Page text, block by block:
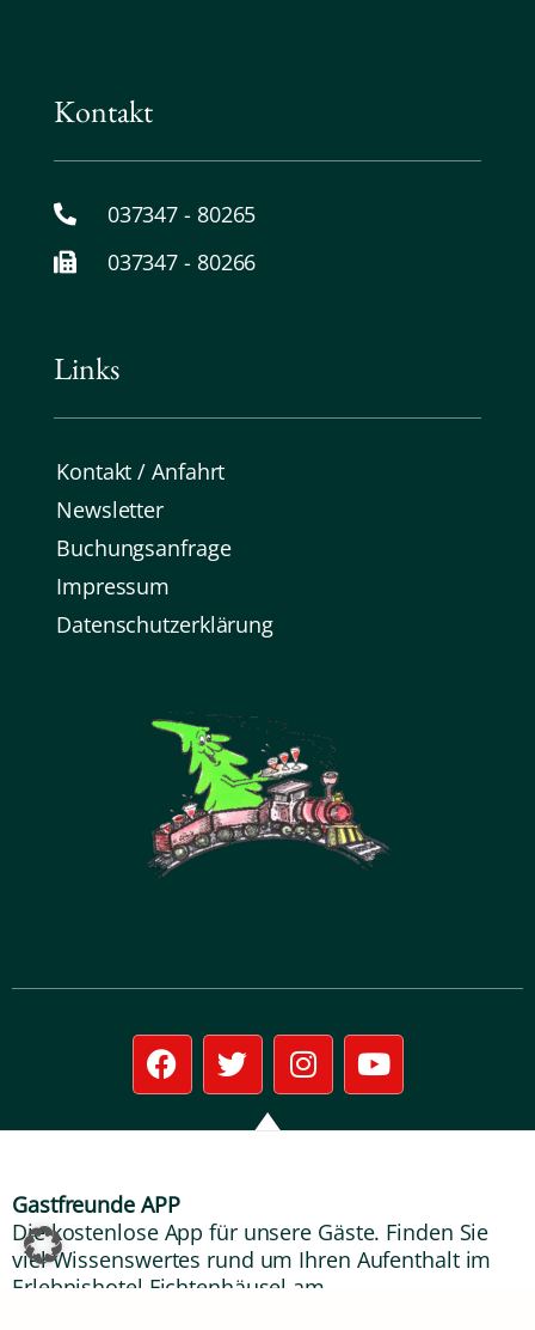
Kontakt
037347 - 80265
037347 - 80266
Links
Kontakt / Anfahrt
Newsletter
Buchungsanfrage
Impressum
Datenschutz­erklärung
F
a
c
e
o
k
T
w
i
t
I
n
s
t
a
m
Y
o
u
t
Gastfreunde APP
Die kostenlose App für unsere Gäste. Finden Sie
viel Wissenswertes rund um Ihren Aufenthalt im
Erlebnishotel Fichtenhäusel am